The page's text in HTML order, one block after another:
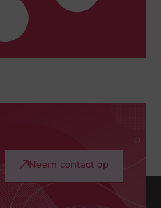
Neem contact op